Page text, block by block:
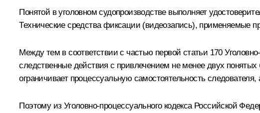
Понятой в уголовном судопроизводстве выполняет
Технические средства фиксации (видеозапись), применяемые
Между тем в соответствии с частью первой статьи 170
следственные действия с привлечением не менее двух
ограничивает процессуальную самостоятельность
Поэтому из Уголовно-процессуального кодекса Российской